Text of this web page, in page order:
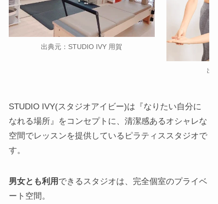
出典元：STUDIO IVY 用賀
出
STUDIO IVY(スタジオアイビー)は『なりたい自分に
なれる場所』をコンセプトに、清潔感あるオシャレな
空間でレッスンを提供しているピラティススタジオで
す。
男女とも利用 できるスタジオは、完全個室のプライベ
ート空間。